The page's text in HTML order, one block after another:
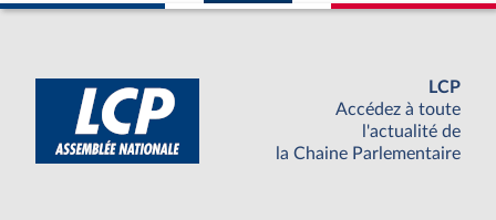
LCP
Accédez à toute
l'actualité de
la Chaine Parlementaire